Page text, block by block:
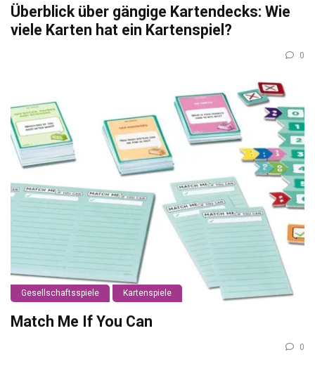
Überblick über gängige Kartendecks: Wie
viele Karten hat ein Kartenspiel?
0
Gesellschaftsspiele Kartenspiele
Match Me If You Can
0